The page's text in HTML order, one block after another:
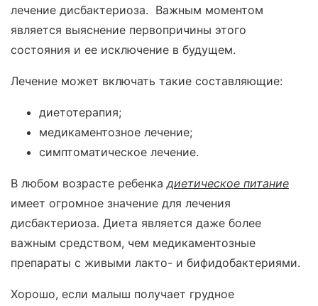
лечение дисбактериоза. Важным моментом
является выяснение первопричины этого
состояния и ее исключение в будущем.
Лечение может включать такие составляющие:
диетотерапия;
медикаментозное лечение;
симптоматическое лечение.
В любом возрасте ребенкадиетическое питание
имеет огромное значение для лечения
дисбактериоза. Диета является даже более
важным средством, чем медикаментозные
препараты с живыми лакто- и бифидобактериями.
Хорошо, если малыш получает грудное